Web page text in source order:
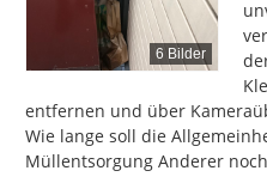
6 Bilder
entfernen und über
Wie lange soll die
Müllentsorgung Anderer